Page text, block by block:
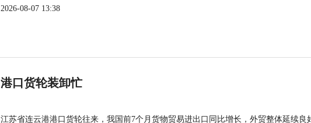
2026-08-07 13:38
港口货轮装卸忙
江苏省连云港港口货轮往来，我国前7个月货物贸易进出口同比增长，外贸整体延续良